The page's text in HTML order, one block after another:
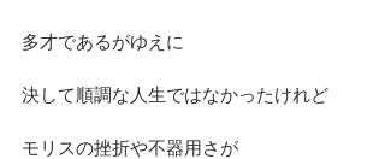
多才であるがゆえに
決して順調な人生ではなかったけれど
モリスの挫折や不器用さが